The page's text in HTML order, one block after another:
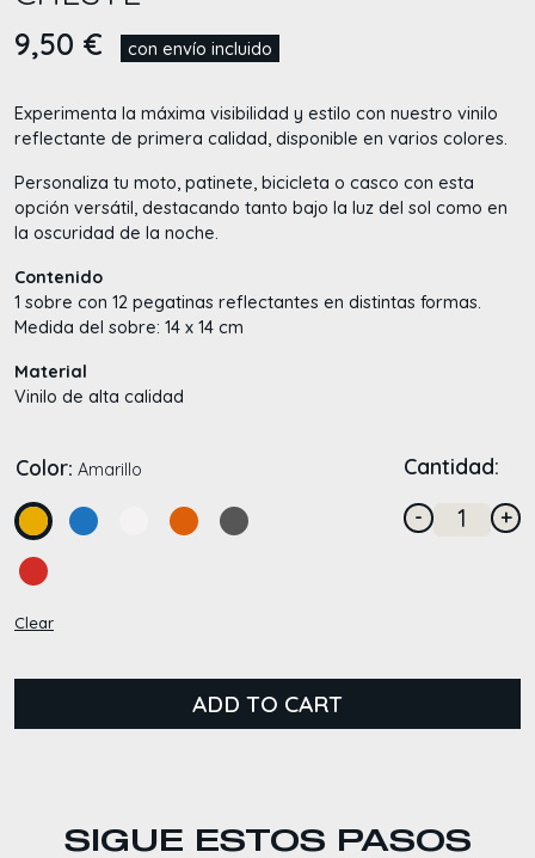
9,50 € con envío incluido
Experimenta la máxima visibilidad y estilo con nuestro vinilo
reflectante de primera calidad, disponible en varios colores.
Personaliza tu moto, patinete, bicicleta o casco con esta
opción versátil, destacando tanto bajo la luz del sol como en
la oscuridad de la noche.
Contenido
1 sobre con 12 pegatinas reflectantes en distintas formas.
Medida del sobre: 14 x 14 cm
Material
Vinilo de alta calidad
Color: Amarillo
Clear
Cantidad:
- +
ADD TO CART
SIGUE ESTOS PASOS